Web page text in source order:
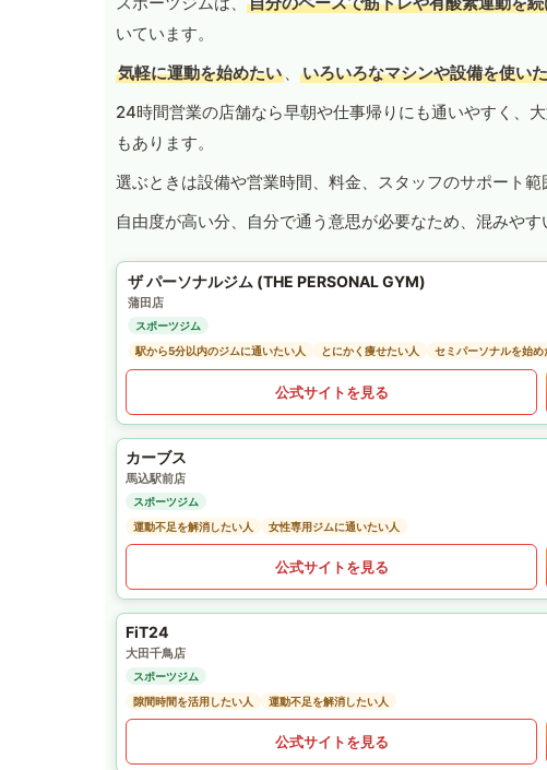
いています。
気軽に運動を始めたい 、 いろいろなマシンや設備を使い
24時間営業の店舗なら早朝や仕事帰りにも通いやすく、
もあります。
選ぶときは設備や営業時間、料金、スタッフのサポート範
自由度が高い分、自分で通う意思が必要なため、混みや
ザ パーソナルジム (THE PERSONAL GYM)
蒲田店
スポーツジム
駅から5分以内のジムに通いたい人
とにかく痩せたい人 セミパーソナルを始め
公式サイトを見る
カーブス
馬込駅前店
スポーツジム
運動不足を解消したい人
女性専用ジムに通いたい人
公式サイトを見る
FiT24
大田千鳥店
スポーツジム
隙間時間を活用したい人
運動不足を解消したい人
公式サイトを見る